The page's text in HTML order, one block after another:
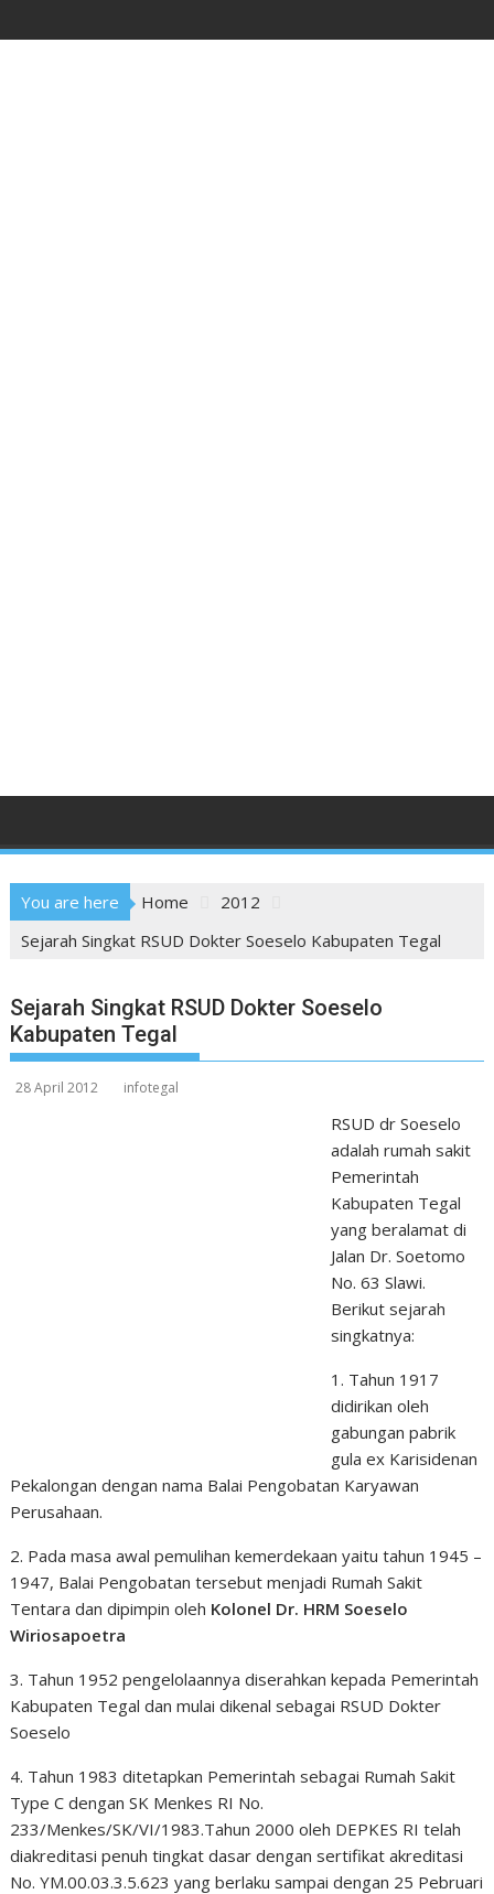
to
You are here Home
2012
Sejarah Singkat RSUD Dokter Soeselo Kabupaten Tegal
Sejarah Singkat RSUD Dokter Soeselo
Kabupaten Tegal
28 April 2012 infotegal
RSUD dr Soeselo
adalah rumah sakit
Pemerintah
Kabupaten Tegal
yang beralamat di
Jalan Dr. Soetomo
No. 63 Slawi.
Berikut sejarah
singkatnya:
1. Tahun 1917
didirikan oleh
gabungan pabrik
gula ex Karisidenan
Pekalongan dengan nama Balai Pengobatan Karyawan
Perusahaan.
2. Pada masa awal pemulihan kemerdekaan yaitu tahun 1945 –
1947, Balai Pengobatan tersebut menjadi Rumah Sakit
Tentara dan dipimpin oleh Kolonel Dr. HRM Soeselo
Wiriosapoetra
3. Tahun 1952 pengelolaannya diserahkan kepada Pemerintah
Kabupaten Tegal dan mulai dikenal sebagai RSUD Dokter
Soeselo
4. Tahun 1983 ditetapkan Pemerintah sebagai Rumah Sakit
Type C dengan SK Menkes RI No.
233/Menkes/SK/VI/1983.Tahun 2000 oleh DEPKES RI telah
diakreditasi penuh tingkat dasar dengan sertifikat akreditasi
No. YM.00.03.3.5.623 yang berlaku sampai dengan 25 Pebruari